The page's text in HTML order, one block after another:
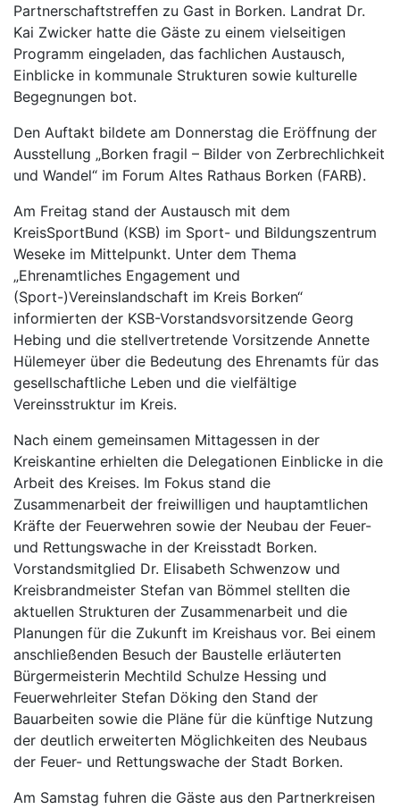
Partnerschaftstreffen zu Gast in Borken. Landrat Dr.
Kai Zwicker hatte die Gäste zu einem vielseitigen
Programm eingeladen, das fachlichen Austausch,
Einblicke in kommunale Strukturen sowie kulturelle
Begegnungen bot.
Den Auftakt bildete am Donnerstag die Eröffnung der
Ausstellung „Borken fragil – Bilder von Zerbrechlichkeit
und Wandel“ im Forum Altes Rathaus Borken (FARB).
Am Freitag stand der Austausch mit dem
KreisSportBund (KSB) im Sport- und Bildungszentrum
Weseke im Mittelpunkt. Unter dem Thema
„Ehrenamtliches Engagement und
(Sport-)Vereinslandschaft im Kreis Borken“
informierten der KSB-Vorstandsvorsitzende Georg
Hebing und die stellvertretende Vorsitzende Annette
Hülemeyer über die Bedeutung des Ehrenamts für das
gesellschaftliche Leben und die vielfältige
Vereinsstruktur im Kreis.
Nach einem gemeinsamen Mittagessen in der
Kreiskantine erhielten die Delegationen Einblicke in die
Arbeit des Kreises. Im Fokus stand die
Zusammenarbeit der freiwilligen und hauptamtlichen
Kräfte der Feuerwehren sowie der Neubau der Feuer-
und Rettungswache in der Kreisstadt Borken.
Vorstandsmitglied Dr. Elisabeth Schwenzow und
Kreisbrandmeister Stefan van Bömmel stellten die
aktuellen Strukturen der Zusammenarbeit und die
Planungen für die Zukunft im Kreishaus vor. Bei einem
anschließenden Besuch der Baustelle erläuterten
Bürgermeisterin Mechtild Schulze Hessing und
Feuerwehrleiter Stefan Döking den Stand der
Bauarbeiten sowie die Pläne für die künftige Nutzung
der deutlich erweiterten Möglichkeiten des Neubaus
der Feuer- und Rettungswache der Stadt Borken.
Am Samstag fuhren die Gäste aus den Partnerkreisen